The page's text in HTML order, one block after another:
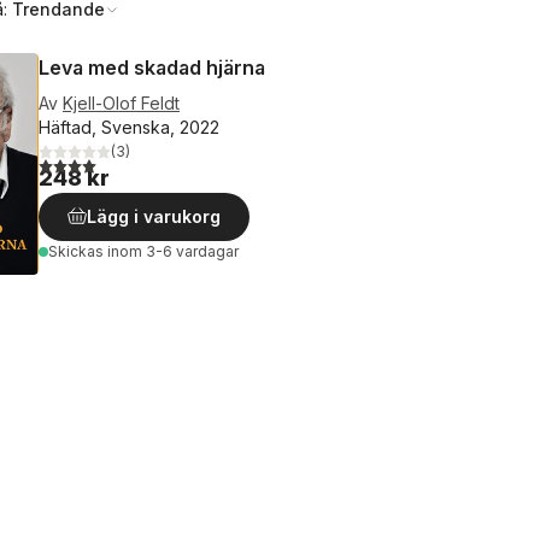
Trendande
Leva med skadad hjärna
Av Kjell-Olof Feldt
Häftad, Svenska, 2022
4,0utav 5 stjärnor. Totalt antal röster:
(3)
248 kr
Lägg i varukorg
Skickas inom 3-6 vardagar